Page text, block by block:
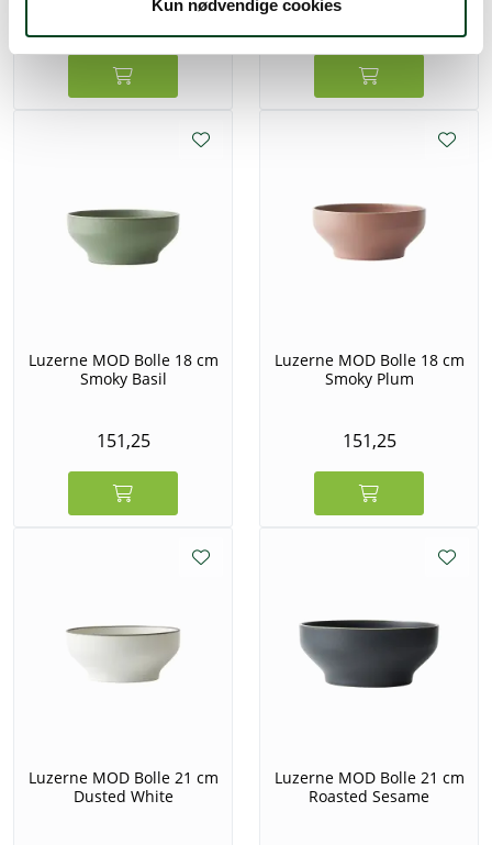
Kun nødvendige cookies
Luzerne MOD Bolle 18 cm
Smoky Basil
151,25
Luzerne MOD Bolle 18 cm
Smoky Plum
151,25
Luzerne MOD Bolle 21 cm
Dusted White
Luzerne MOD Bolle 21 cm
Roasted Sesame